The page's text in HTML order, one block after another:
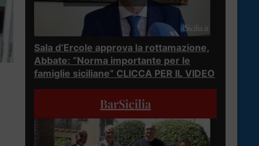
Sala d’Ercole approva la rottamazione,
Abbate: “Norma importante per le
famiglie siciliane” CLICCA PER IL VIDEO
BarSicilia